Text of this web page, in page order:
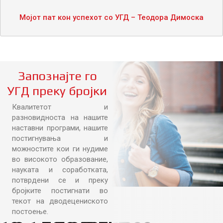
Мојот пат кон успехот со УГД – Теодора Димоска
Запознајте го
УГД преку бројки
Квалитетот и
разновидноста на нашите
наставни програми, нашите
постигнувања и
можностите кои ги нудиме
во високото образование,
науката и соработката,
потврдени се и преку
бројките постигнати во
текот на дводецениското
постоење.